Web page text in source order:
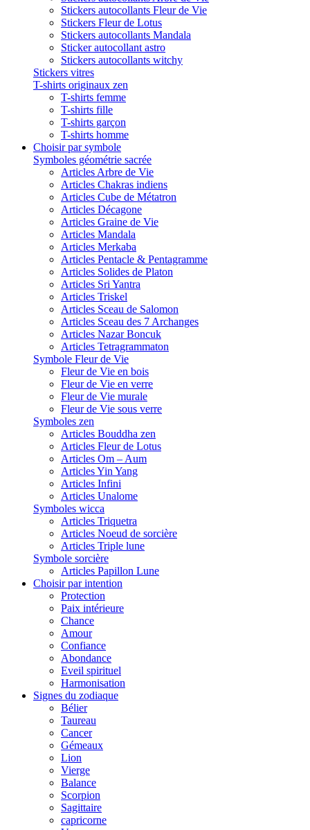
Stickers autocollants Fleur de Vie
Stickers Fleur de Lotus
Stickers autocollants Mandala
Sticker autocollant astro
Stickers autocollants witchy
Stickers vitres
T-shirts originaux zen
T-shirts femme
T-shirts fille
T-shirts garçon
T-shirts homme
Choisir par symbole
Symboles géométrie sacrée
Articles Arbre de Vie
Articles Chakras indiens
Articles Cube de Métatron
Articles Décagone
Articles Graine de Vie
Articles Mandala
Articles Merkaba
Articles Pentacle & Pentagramme
Articles Solides de Platon
Articles Sri Yantra
Articles Triskel
Articles Sceau de Salomon
Articles Sceau des 7 Archanges
Articles Nazar Boncuk
Articles Tetragrammaton
Symbole Fleur de Vie
Fleur de Vie en bois
Fleur de Vie en verre
Fleur de Vie murale
Fleur de Vie sous verre
Symboles zen
Articles Bouddha zen
Articles Fleur de Lotus
Articles Om – Aum
Articles Yin Yang
Articles Infini
Articles Unalome
Symboles wicca
Articles Triquetra
Articles Noeud de sorcière
Articles Triple lune
Symbole sorcière
Articles Papillon Lune
Choisir par intention
Protection
Paix intérieure
Chance
Amour
Confiance
Abondance
Eveil spirituel
Harmonisation
Signes du zodiaque
Bélier
Taureau
Cancer
Gémeaux
Lion
Vierge
Balance
Scorpion
Sagittaire
capricorne